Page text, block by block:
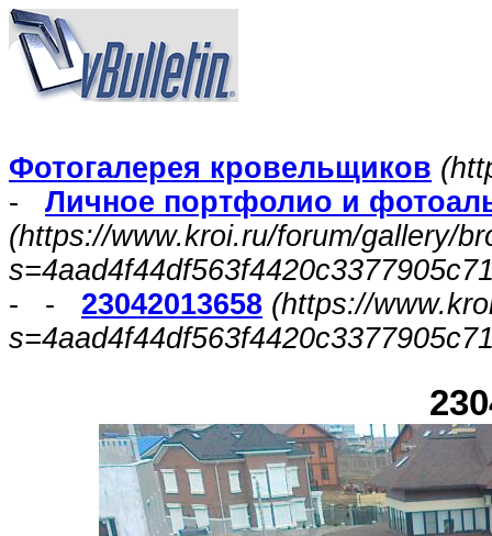
Фотогалерея кровельщиков
- Личное портфолио и
(https://www.kroi.ru/forum/gallery/
- - 23042013658 (https://